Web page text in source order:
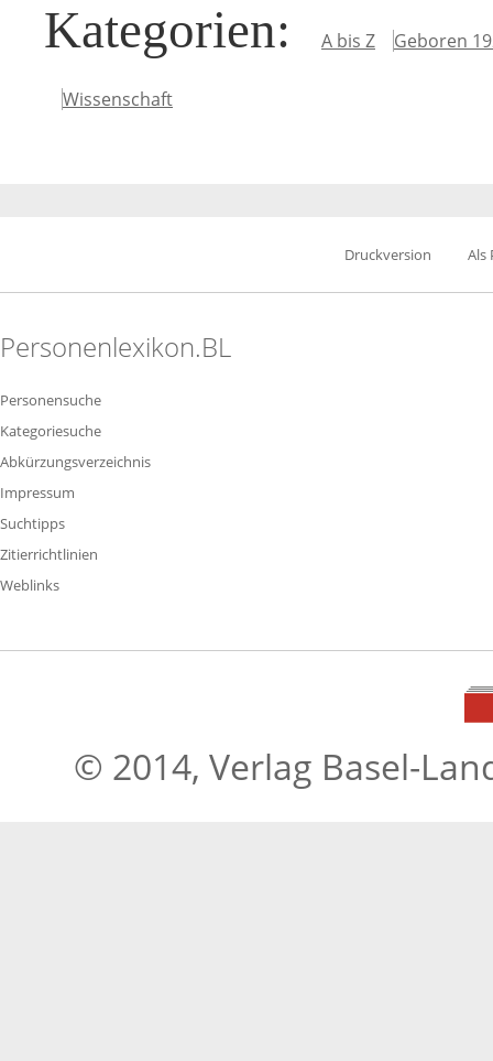
Kategorien: A bis Z Geboren
Wissenschaft
Druckversion Als
Personenlexikon.BL
Personensuche
Kategoriesuche
Abkürzungsverzeichnis
Impressum
Suchtipps
Zitierrichtlinien
Weblinks
© 2014, Verlag Basel-